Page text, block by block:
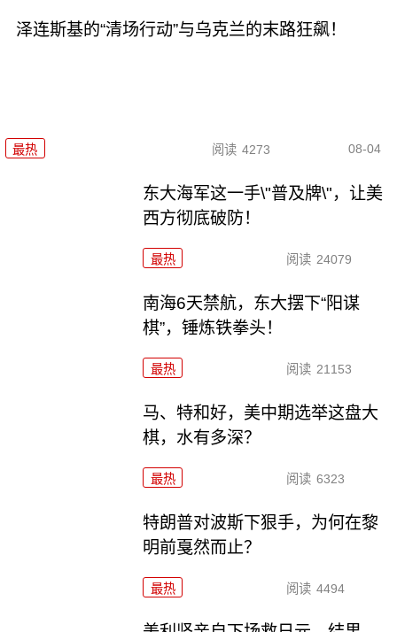
泽连斯基的“清场行动”与乌克兰的末路狂飙！
最热 阅读 4273 08-04
东大海军这一手\"普及牌\"，让美
西方彻底破防！
最热 阅读 24079
南海6天禁航，东大摆下“阳谋
棋”，锤炼铁拳头！
最热 阅读 21153
马、特和好，美中期选举这盘大
棋，水有多深？
最热 阅读 6323
特朗普对波斯下狠手，为何在黎
明前戛然而止？
最热 阅读 4494